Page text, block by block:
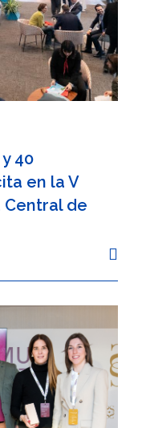
40
en la V
Central de